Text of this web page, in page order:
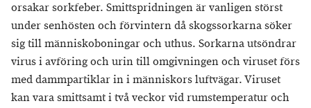
orsakar sorkfeber. Smittspridningen är vanligen störst
under senhösten och förvintern då skogssorkarna söker
sig till människoboningar och uthus. Sorkarna utsöndrar
virus i avföring och urin till omgivningen och viruset förs
med dammpartiklar in i människors luftvägar. Viruset
kan vara smittsamt i två veckor vid rumstemperatur och